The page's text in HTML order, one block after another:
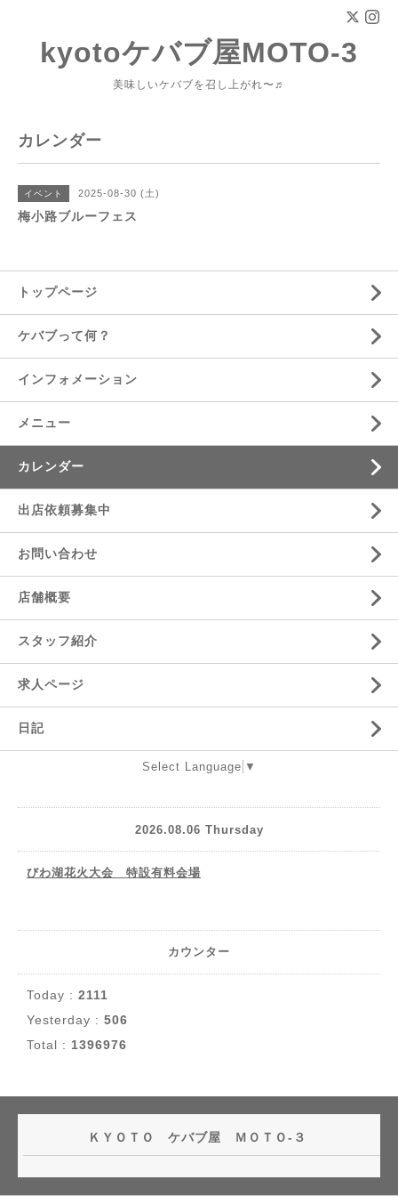
kyotoケバブ屋MOTO-3
美味しいケバブを召し上がれ〜♬
カレンダー
イベント 2025-08-30 (土)
梅小路ブルーフェス
トップページ
ケバブって何？
インフォメーション
メニュー
カレンダー
出店依頼募集中
お問い合わせ
店舗概要
スタッフ紹介
求人ページ
日記
Select Language ▼
2026.08.06 Thursday
びわ湖花火大会 特設有料会場
カウンター
Today : 2111
Yesterday : 506
Total : 1396976
ＫＹＯＴＯ ケバブ屋 ＭＯＴＯ-３